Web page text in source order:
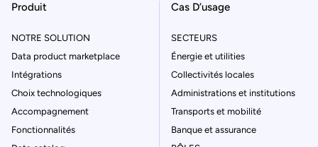
Produit
NOTRE SOLUTION
Data product marketplace
Intégrations
Choix technologiques
Accompagnement
Fonctionnalités
Cas D’usage
SECTEURS
Énergie et utilities
Collectivités locales
Administrations et institutions
Transports et mobilité
Banque et assurance